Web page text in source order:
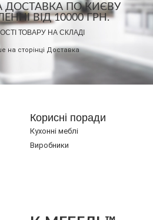
ДОСТАВКА ПО КИЄВУ
ВІД 10000 ГРН.
ТОВАРУ НА СКЛАДІ
на сторінці Доставка
Корисні поради
Кухонні меблі
Виробники